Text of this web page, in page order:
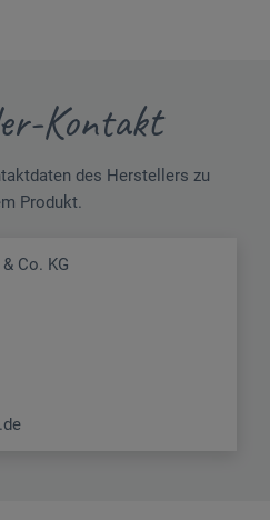
Kontakt
des Herstellers zu
Produkt.
Co. KG